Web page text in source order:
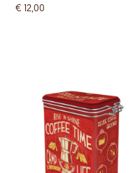
€ 12,00